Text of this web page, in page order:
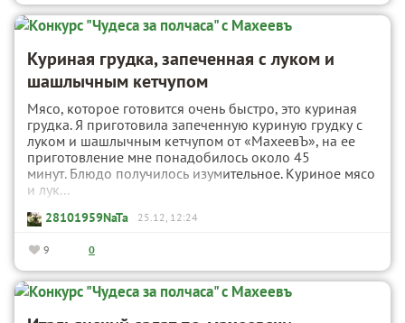
Куриная грудка, запеченная с луком и
шашлычным кетчупом
Мясо, которое готовится очень быстро, это куриная
грудка. Я приготовила запеченную куриную грудку с
луком и шашлычным кетчупом от «МахеевЪ», на ее
приготовление мне понадобилось около 45
минут. Блюдо получилось изумительное. Куриное мясо
и лук...
28101959NaTa 25.12, 12:24
9 0